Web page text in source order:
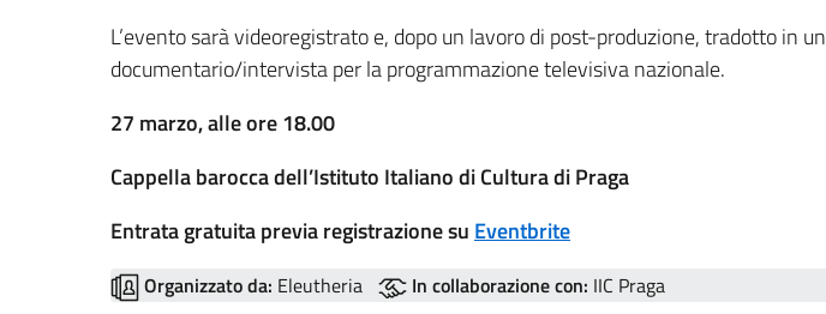
L’evento sarà videoregistrato e, dopo un lavoro di post-produzione, tradotto in un
documentario/intervista per la programmazione televisiva nazionale.
27 marzo, alle ore 18.00
Cappella barocca dell’Istituto Italiano di Cultura di Praga
Entrata gratuita previa registrazione su Eventbrite
Organizzato da: Eleutheria In collaborazione con: IIC Praga